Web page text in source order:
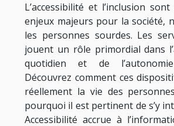
L’accessibilité et l’inclusion
enjeux majeurs pour la société,
les personnes sourdes. Les
jouent un rôle primordial dans
quotidien et de
Découvrez comment ces
réellement la vie des
pourquoi il est pertinent de s’y
Accessibilité accrue à